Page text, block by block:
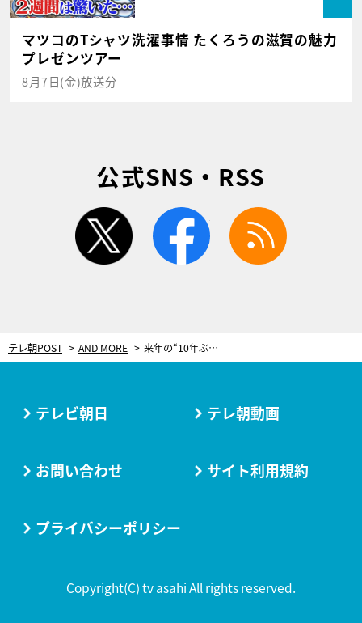
マツコのTシャツ洗濯事情 たくろうの滋賀の魅力
プレゼンツアー
8月7日(金)放送分
公式SNS・RSS
twitter facebook
テレ朝POST AND MORE 来年の“10年ぶり”ラリー・ジャパンに向け。＜セントラルラリー愛知・岐阜2019レポート＞
テレビ朝日 テレ朝動画
お問い合わせ サイト利用規約
プライバシーポリシー
Copyright(C) tv asahi All rights reserved.